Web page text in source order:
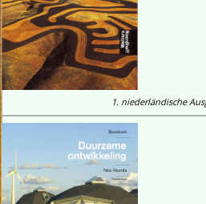
1. niederländische